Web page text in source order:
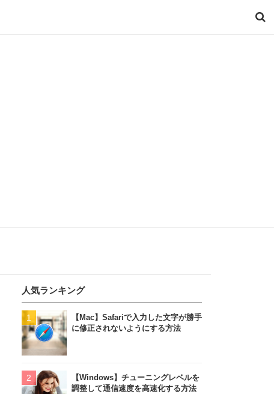
人気ランキング
【Mac】Safariで入力した文字が勝手
に修正されないようにする方法
【Windows】チューニングレベルを
調整して通信速度を高速化する方法